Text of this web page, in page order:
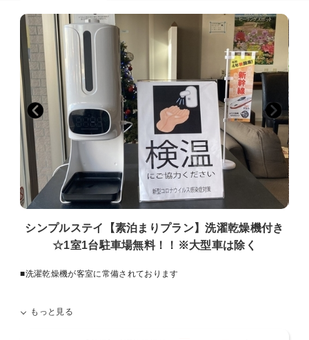
シンプルステイ【素泊まりプラン】洗濯乾燥機付き
☆1室1台駐車場無料！！※大型車は除く
■洗濯乾燥機が客室に常備されております
■こちらのプランには朝食がついておりません。
もっと見る